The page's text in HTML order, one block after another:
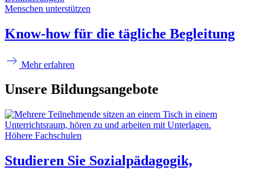
Menschen unterstützen
Know-how für die tägliche Begleitung
Mehr erfahren
Unsere Bildungsangebote
Höhere Fachschulen
Studieren Sie Sozialpädagogik,